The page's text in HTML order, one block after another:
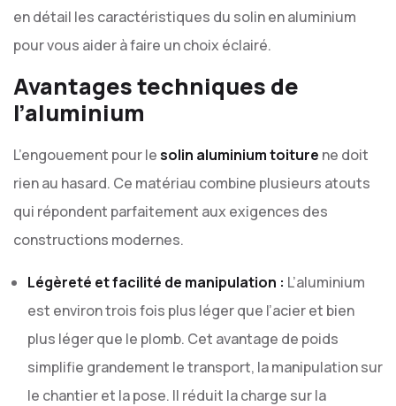
en détail les caractéristiques du solin en aluminium
pour vous aider à faire un choix éclairé.
Avantages techniques de
l’aluminium
L’engouement pour lesolin aluminium toiture ne doit
rien au hasard. Ce matériau combine plusieurs atouts
qui répondent parfaitement aux exigences des
constructions modernes.
Légèreté et facilité de manipulation : L’aluminium
est environ trois fois plus léger que l’acier et bien
plus léger que le plomb. Cet avantage de poids
simplifie grandement le transport, la manipulation sur
le chantier et la pose. Il réduit la charge sur la